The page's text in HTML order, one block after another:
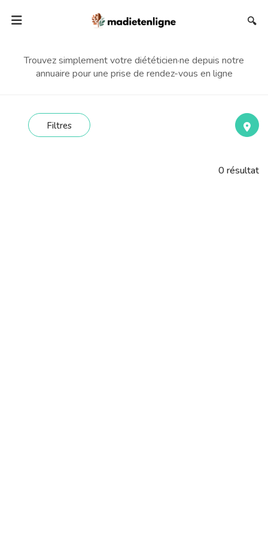
🔍
Trouvez simplement votre diététicien·ne depuis notre
annuaire pour une prise de rendez-vous en ligne
Filtres
0résultat